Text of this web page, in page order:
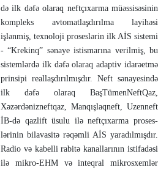
də ilk dəfə olaraq neftçıxarma müəs­sisəsinin
kompleks avtomatlaşdırılma layihəsi
işlənmiş, texnoloji proses­lə­­rin ilk AİS sistemi
- “Krekinq” sənaye istismarına verilmiş, bu
sistemlərdə ilk dəfə olaraq adaptiv idarəetmə
prinsipi reallaşdı­rıl­mışdır. Neft sənayesində
ilk dəfə olaraq BaşTümenNeftQaz,
Xəzərdəniz­neftqaz, Manqışlaqneft, Uzenneft
İB-də qazlift üsulu ilə neftçıxarma pro­ses­
lərinin bilavasitə rəqəmli AİS yaradılmış­dır.
Radio və kabelli rabitə kanal­larının istifadəsi
ilə mikro-EHM və inteqral mikrosxemlər